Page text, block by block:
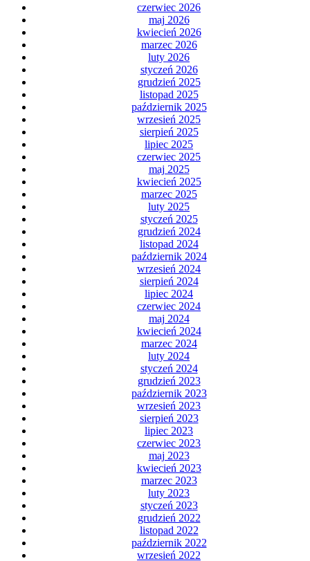
czerwiec 2026
maj 2026
kwiecień 2026
marzec 2026
luty 2026
styczeń 2026
grudzień 2025
listopad 2025
październik 2025
wrzesień 2025
sierpień 2025
lipiec 2025
czerwiec 2025
maj 2025
kwiecień 2025
marzec 2025
luty 2025
styczeń 2025
grudzień 2024
listopad 2024
październik 2024
wrzesień 2024
sierpień 2024
lipiec 2024
czerwiec 2024
maj 2024
kwiecień 2024
marzec 2024
luty 2024
styczeń 2024
grudzień 2023
październik 2023
wrzesień 2023
sierpień 2023
lipiec 2023
czerwiec 2023
maj 2023
kwiecień 2023
marzec 2023
luty 2023
styczeń 2023
grudzień 2022
listopad 2022
październik 2022
wrzesień 2022